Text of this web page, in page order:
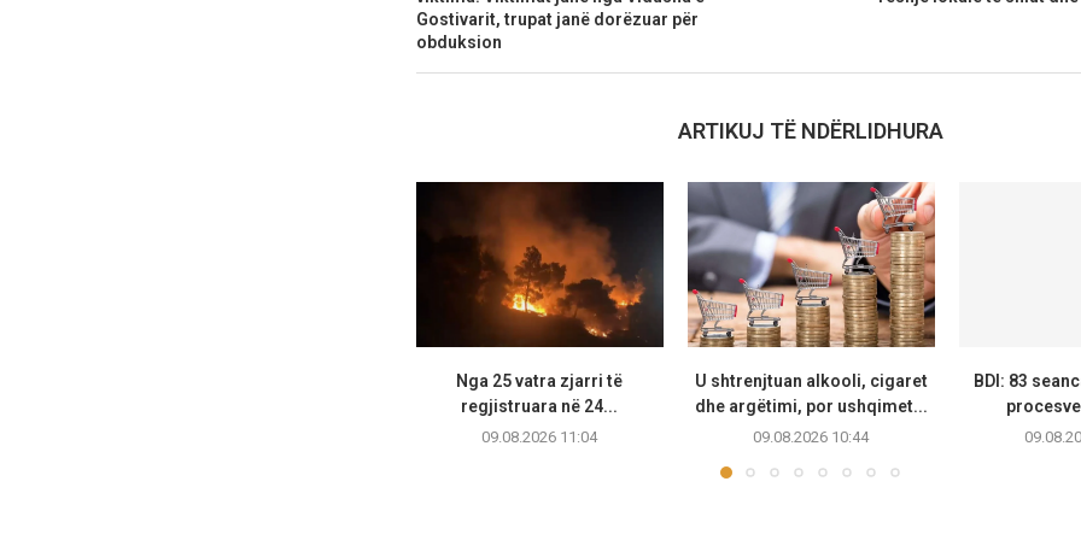
Gostivarit, trupat janë dorëzuar për
obduksion
ARTIKUJ TË NDËRLIDHURA
Nga 25 vatra zjarri të
regjistruara në 24...
09.08.2026 11:04
U shtrenjtuan alkooli, cigaret
dhe argëtimi, por ushqimet...
09.08.2026 10:44
BDI: 83